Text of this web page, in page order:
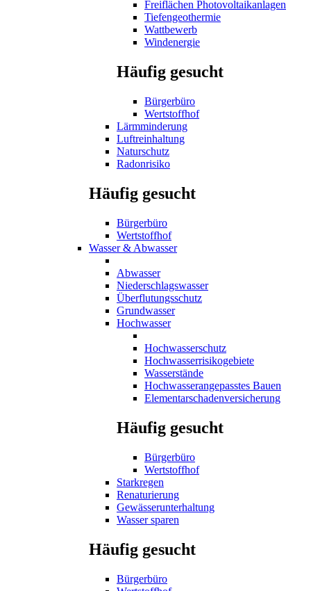
Freiflächen Photovoltaikanlagen
Tiefengeothermie
Wattbewerb
Windenergie
Häufig gesucht
Bürgerbüro
Wertstoffhof
Lärmminderung
Luftreinhaltung
Naturschutz
Radonrisiko
Häufig gesucht
Bürgerbüro
Wertstoffhof
Wasser & Abwasser
Abwasser
Niederschlagswasser
Überflutungsschutz
Grundwasser
Hochwasser
Hochwasserschutz
Hochwasserrisikogebiete
Wasserstände
Hochwasserangepasstes Bauen
Elementarschadenversicherung
Häufig gesucht
Bürgerbüro
Wertstoffhof
Starkregen
Renaturierung
Gewässerunterhaltung
Wasser sparen
Häufig gesucht
Bürgerbüro